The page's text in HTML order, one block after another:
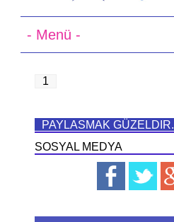
1
PAYLASMAK GÜZELDIR.
SOSYAL MEDYA